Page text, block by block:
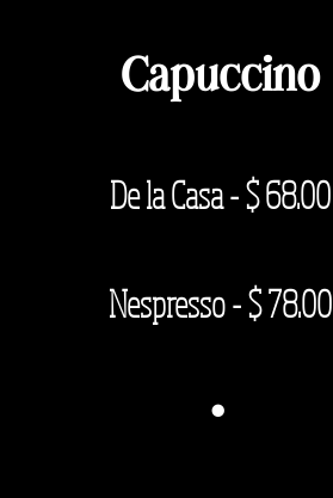
Capuccino
De la Casa - $68.00
Nespresso - $ 78.00
·